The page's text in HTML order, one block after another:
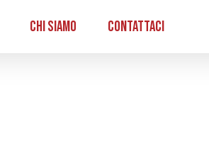
Chi Siamo Contattaci